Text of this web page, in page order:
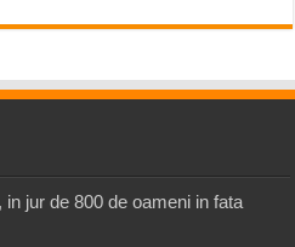
jur de 800 de oameni in fata